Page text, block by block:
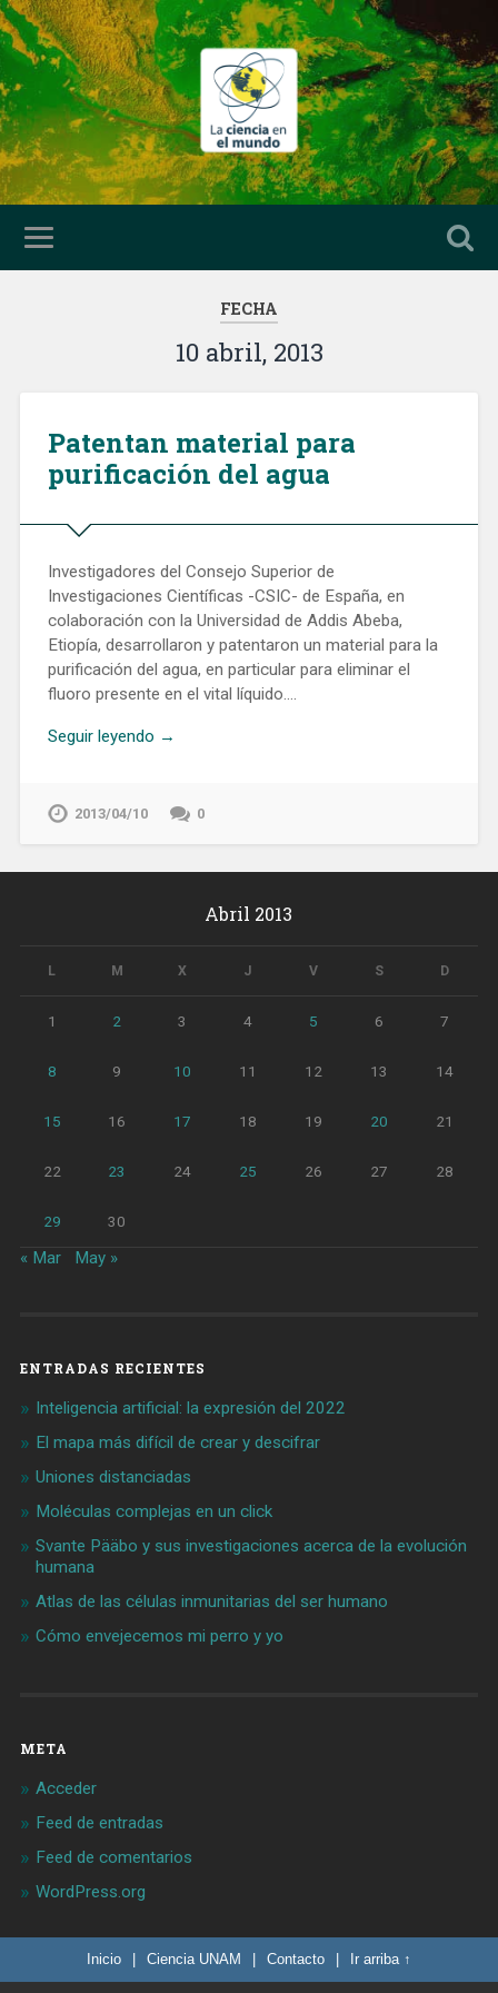
FECHA
10 abril, 2013
Patentan material para
purificación del agua
Investigadores del Consejo Superior de
Investigaciones Científicas -CSIC- de España, en
colaboración con la Universidad de Addis Abeba,
Etiopía, desarrollaron y patentaron un material para la
purificación del agua, en particular para eliminar el
fluoro presente en el vital líquido….
Seguir leyendo →
2013/04/10 0
Abril 2013
L M X J V S D
1 2 3 4 5 6 7
8 9 10 11 12 13 14
15 16 17 18 19 20 21
22 23 24 25 26 27 28
29 30
« Mar May »
ENTRADAS RECIENTES
Inteligencia artificial: la expresión del 2022
El mapa más difícil de crear y descifrar
Uniones distanciadas
Moléculas complejas en un click
Svante Pääbo y sus investigaciones acerca de la evolución
humana
Atlas de las células inmunitarias del ser humano
Cómo envejecemos mi perro y yo
META
Acceder
Feed de entradas
Feed de comentarios
WordPress.org
Inicio Ciencia UNAM Contacto Ir arriba ↑